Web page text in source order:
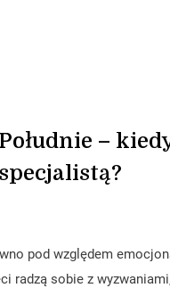
–
pod względem
radzą sobie z